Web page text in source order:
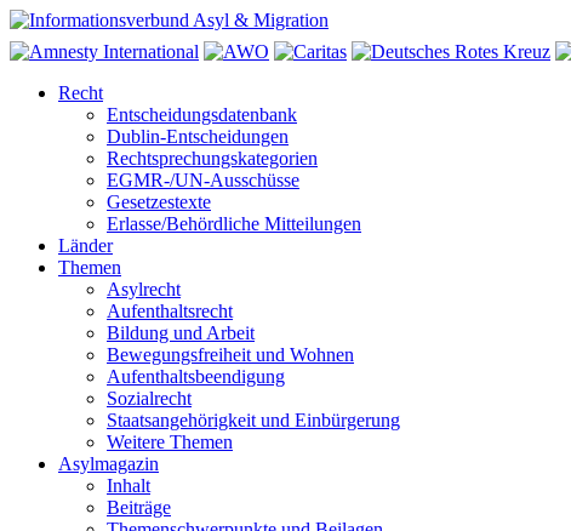
Recht
Entscheidungsdatenbank
Dublin-Entscheidungen
Rechtsprechungskategorien
EGMR-/UN-Ausschüsse
Gesetzestexte
Erlasse/Behördliche Mitteilungen
Länder
Themen
Asylrecht
Aufenthaltsrecht
Bildung und Arbeit
Bewegungsfreiheit und Wohnen
Aufenthaltsbeendigung
Sozialrecht
Staatsangehörigkeit und Einbürgerung
Weitere Themen
Asylmagazin
Inhalt
Beiträge